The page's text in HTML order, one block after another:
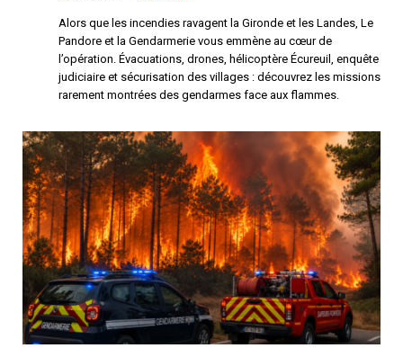
Alors que les incendies ravagent la Gironde et les Landes, Le
Pandore et la Gendarmerie vous emmène au cœur de
l’opération. Évacuations, drones, hélicoptère Écureuil, enquête
judiciaire et sécurisation des villages : découvrez les missions
rarement montrées des gendarmes face aux flammes.